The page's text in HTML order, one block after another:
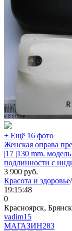
+ Ещё 16 фото
Женская оправа
|17 |130 mm.
подлинности с
3 900 руб.
Красота и здоровье/
19:15:48
0
Красноярск,
vadim15
МАГАЗИН283